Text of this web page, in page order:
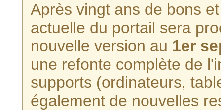
Après vingt ans de bons
actuelle du portail sera
nouvelle version au 1er
une refonte complète de
supports (ordinateurs,
également de nouvelles